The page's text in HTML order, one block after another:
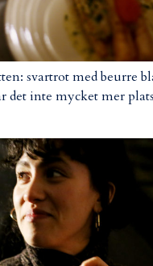
svartrot med beurre
det inte mycket mer